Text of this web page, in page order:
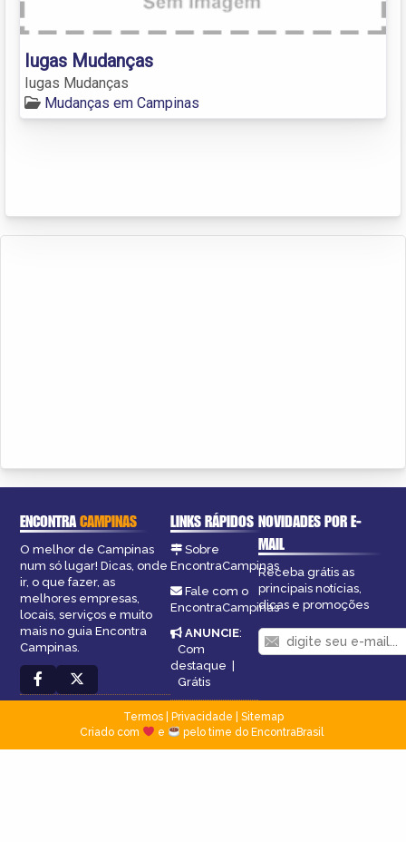
Iugas Mudanças
Iugas Mudanças
Mudanças em Campinas
ENCONTRACAMPINAS
O melhor de Campinas
num só lugar! Dicas, onde
ir, o que fazer, as
melhores empresas,
locais, serviços e muito
mais no guia Encontra
Campinas.
LINKS RÁPIDOS
Sobre
EncontraCampinas
Fale com o
EncontraCampinas
ANUNCIE:
Com
destaque |
Grátis
NOVIDADES POR E-
MAIL
Receba grátis as
principais notícias,
dicas e promoções
Termos| Privacidade
Sitemap
Criado com
e pelo time do EncontraBrasil